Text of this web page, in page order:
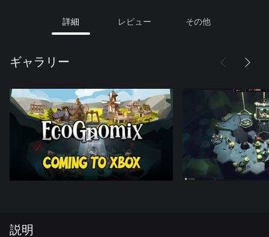
詳細 レビュー その他
ギャラリー
説明